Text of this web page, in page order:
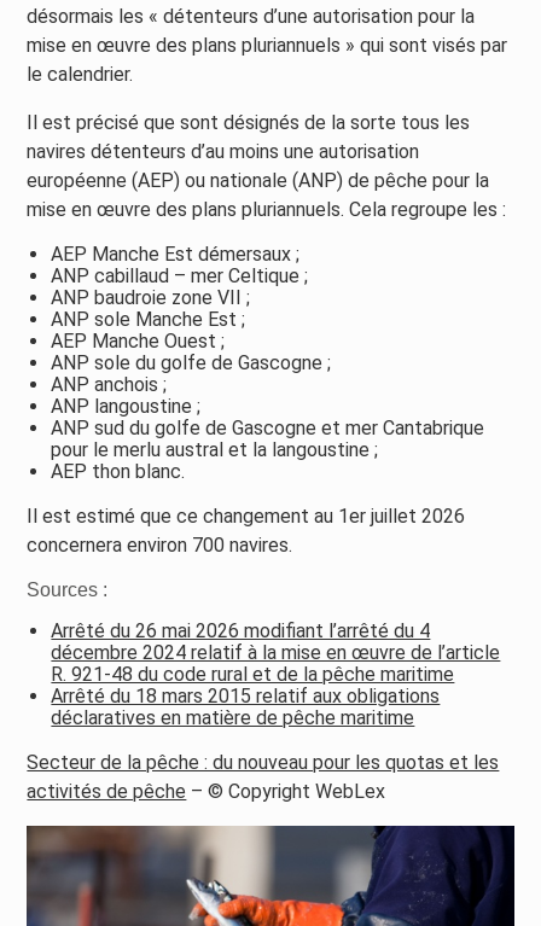
désormais les « détenteurs d’une autorisation pour la
mise en œuvre des plans pluriannuels » qui sont visés par
le calendrier.
Il est précisé que sont désignés de la sorte tous les
navires détenteurs d’au moins une autorisation
européenne (AEP) ou nationale (ANP) de pêche pour la
mise en œuvre des plans pluriannuels. Cela regroupe les :
AEP Manche Est démersaux ;
ANP cabillaud – mer Celtique ;
ANP baudroie zone VII ;
ANP sole Manche Est ;
AEP Manche Ouest ;
ANP sole du golfe de Gascogne ;
ANP anchois ;
ANP langoustine ;
ANP sud du golfe de Gascogne et mer Cantabrique
pour le merlu austral et la langoustine ;
AEP thon blanc.
Il est estimé que ce changement au 1er juillet 2026
concernera environ 700 navires.
Sources :
Arrêté du 26 mai 2026 modifiant l’arrêté du 4
décembre 2024 relatif à la mise en œuvre de l’article
R. 921-48 du code rural et de la pêche maritime
Arrêté du 18 mars 2015 relatif aux obligations
déclaratives en matière de pêche maritime
Secteur de la pêche : du nouveau pour les quotas et les
activités de pêche – © Copyright WebLex